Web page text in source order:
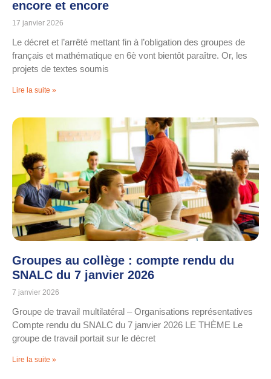
encore et encore
17 janvier 2026
Le décret et l’arrêté mettant fin à l’obligation des groupes de
français et mathématique en 6è vont bientôt paraître. Or, les
projets de textes soumis
Lire la suite »
Groupes au collège : compte rendu du
SNALC du 7 janvier 2026
7 janvier 2026
Groupe de travail multilatéral – Organisations représentatives
Compte rendu du SNALC du 7 janvier 2026 LE THÈME Le
groupe de travail portait sur le décret
Lire la suite »